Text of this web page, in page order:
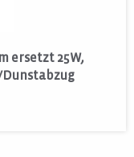
ersetzt 25W,